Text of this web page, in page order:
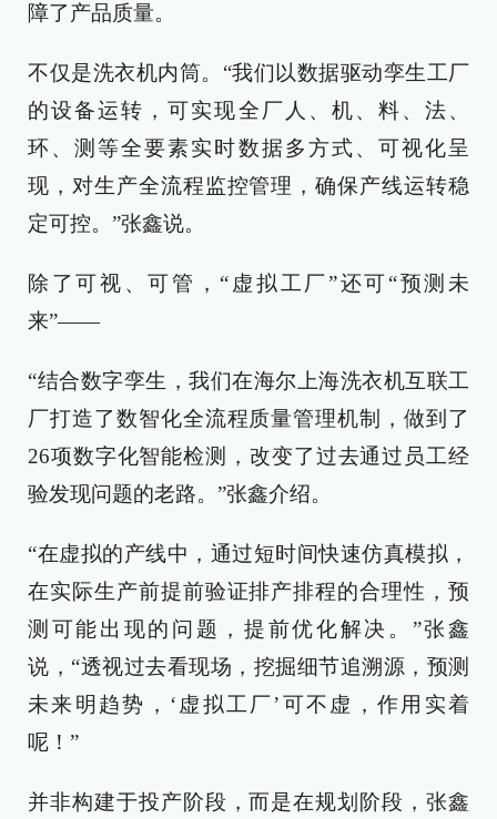
障了产品质量。
不仅是洗衣机内筒。“我们以数据驱动孪生工厂
的设备运转，可实现全厂人、机、料、法、
环、测等全要素实时数据多方式、可视化呈
现，对生产全流程监控管理，确保产线运转稳
定可控。”张鑫说。
除了可视、可管，“虚拟工厂”还可“预测未
来”——
“结合数字孪生，我们在海尔上海洗衣机互联工
厂打造了数智化全流程质量管理机制，做到了
26项数字化智能检测，改变了过去通过员工经
验发现问题的老路。”张鑫介绍。
“在虚拟的产线中，通过短时间快速仿真模拟，
在实际生产前提前验证排产排程的合理性，预
测可能出现的问题，提前优化解决。”张鑫
说，“透视过去看现场，挖掘细节追溯源，预测
未来明趋势，‘虚拟工厂’可不虚，作用实着
呢！”
并非构建于投产阶段，而是在规划阶段，张鑫